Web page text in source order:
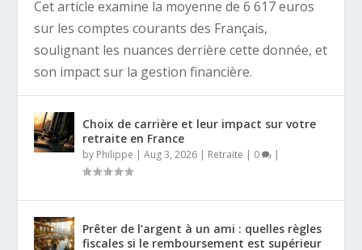
Cet article examine la moyenne de 6 617 euros
sur les comptes courants des Français,
soulignant les nuances derrière cette donnée, et
son impact sur la gestion financière.
Choix de carrière et leur impact sur votre
retraite en France
by Philippe |Aug 3, 2026 | Retraite | 0 |
Prêter de l’argent à un ami : quelles règles
fiscales si le remboursement est supérieur